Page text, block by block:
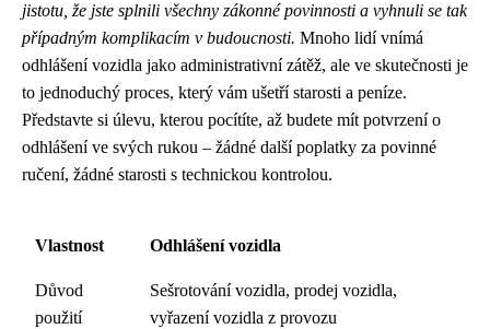
jistotu, že jste splnili všechny zákonné povinnosti a vyhnuli se tak
případným komplikacím v budoucnosti. Mnoho lidí vnímá
odhlášení vozidla jako administrativní zátěž, ale ve skutečnosti je
to jednoduchý proces, který vám ušetří starosti a peníze.
Představte si úlevu, kterou pocítíte, až budete mít potvrzení o
odhlášení ve svých rukou – žádné další poplatky za povinné
ručení, žádné starosti s technickou kontrolou.
Vlastnost Odhlášení vozidla
Důvod
použití
Sešrotování vozidla, prodej vozidla,
vyřazení vozidla z provozu